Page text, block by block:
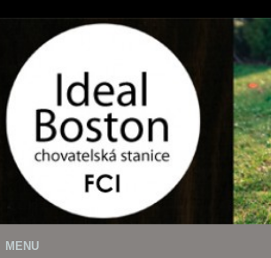
MENU